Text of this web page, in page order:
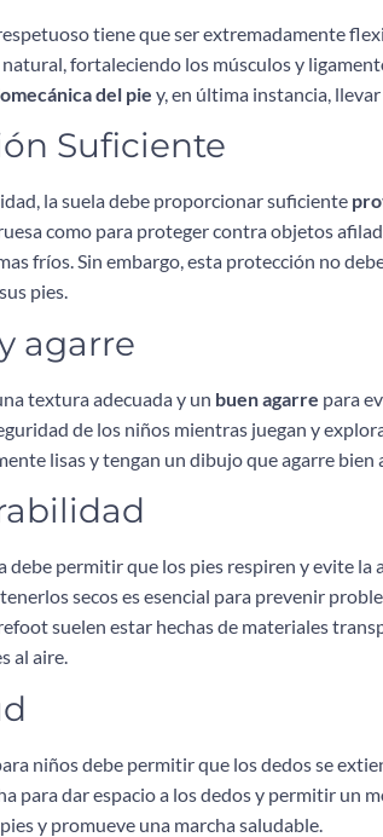
tiene que ser extremadamente
fortaleciendo los músculos y
del pie y, en última instancia,
Suficiente
la suela debe proporcionar suficiente
como para proteger contra objetos
fríos. Sin embargo, esta protección no
pies.
agarre
textura adecuada y un buen agarre para
de los niños mientras juegan y
lisas y tengan un dibujo que agarre bien
debe permitir que los pies respiren y evite la
secos es esencial para prevenir
suelen estar hechas de materiales
al aire.
niños debe permitir que los dedos se
para dar espacio a los dedos y permitir un
y promueve una marcha saludable.